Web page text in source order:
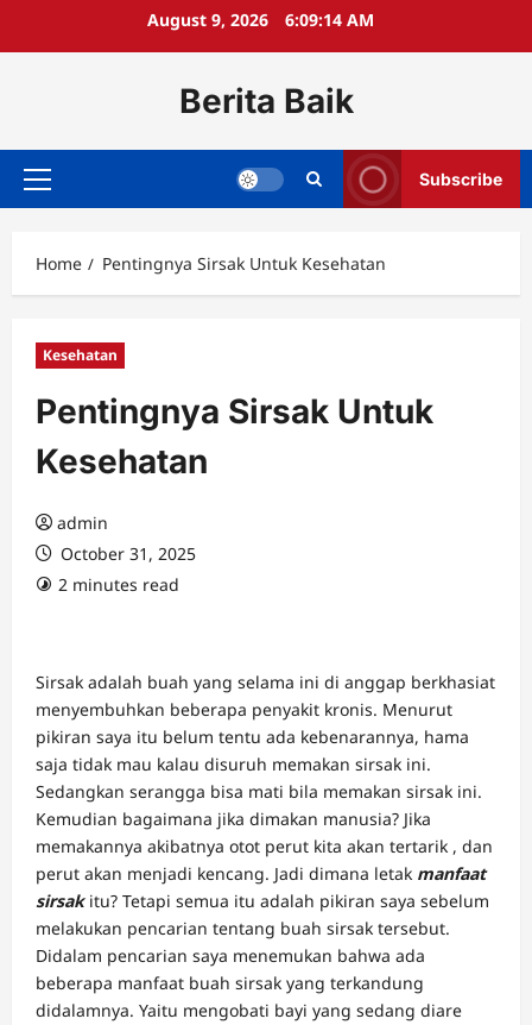
August 9, 2026 6:09:15 AM
Berita Baik
Primary
Subscribe
Home Pentingnya Sirsak Untuk Kesehatan
Kesehatan
Pentingnya Sirsak Untuk
Kesehatan
admin
October 31, 2025
2 minutes read
Sirsak adalah buah yang selama ini di anggap berkhasiat
menyembuhkan beberapa penyakit kronis. Menurut
pikiran saya itu belum tentu ada kebenarannya, hama
saja tidak mau kalau disuruh memakan sirsak ini.
Sedangkan serangga bisa mati bila memakan sirsak ini.
Kemudian bagaimana jika dimakan manusia? Jika
memakannya akibatnya otot perut kita akan tertarik , dan
perut akan menjadi kencang. Jadi dimana letak manfaat
sirsakitu? Tetapi semua itu adalah pikiran saya sebelum
melakukan pencarian tentang buah sirsak tersebut.
Didalam pencarian saya menemukan bahwa ada
beberapa manfaat buah sirsak yang terkandung
didalamnya. Yaitu mengobati bayi yang sedang diare